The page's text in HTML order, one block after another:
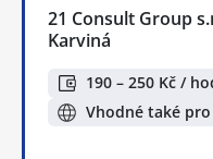
21 Consult Group
Karviná
190 – 250 Kč /
Vhodné také